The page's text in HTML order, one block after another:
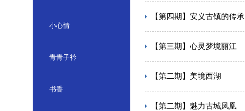
小心情
青青子衿
书香
【第四期】安义古镇的传承
【第三期】心灵梦境丽江
【第二期】美境西湖
【第二期】魅力古城凤凰